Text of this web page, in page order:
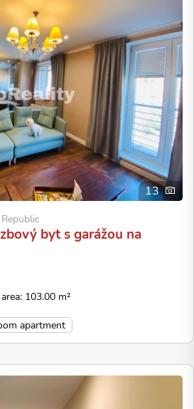
13
byt s garážou na
103.00 m²
apartment